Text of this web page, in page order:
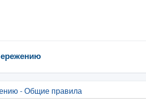
- Общие правила